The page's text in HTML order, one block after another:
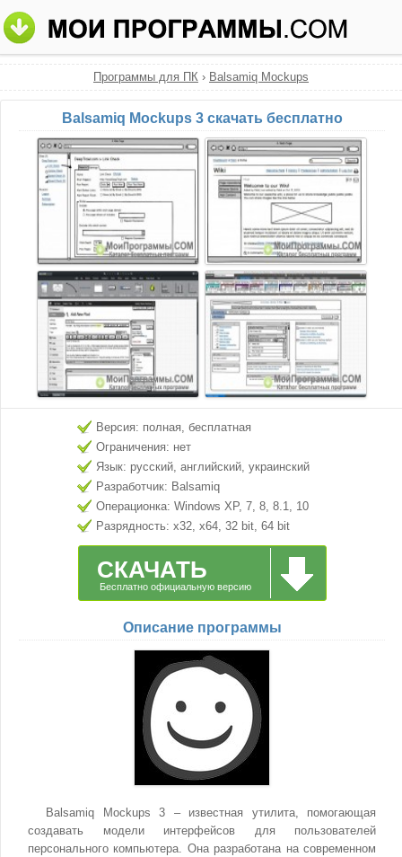
Программы для ПК › Balsamiq Mockups
Balsamiq Mockups 3 скачать бесплатно
Версия: полная, бесплатная
Ограничения: нет
Язык: русский, английский, украинский
Разработчик: Balsamiq
Операционка: Windows XP, 7, 8, 8.1, 10
Разрядность: x32, x64, 32 bit, 64 bit
СКАЧАТЬ
Бесплатно официальную версию
Описание программы
Balsamiq Mockups 3 – известная утилита, помогающая
создавать модели интерфейсов для пользователей
персонального компьютера. Она разработана на современном